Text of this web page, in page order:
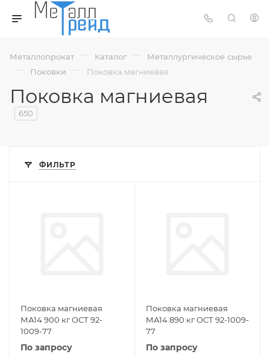
Металлопрокат — Каталог — Металлургическое сырье
— Поковки — Поковка магниевая
Поковка магниевая
650
ФИЛЬТР
Поковка магниевая
МА14 900 кг ОСТ 92-
1009-77
По запросу
Поковка магниевая
МА14 890 кг ОСТ 92-1009-
77
По запросу